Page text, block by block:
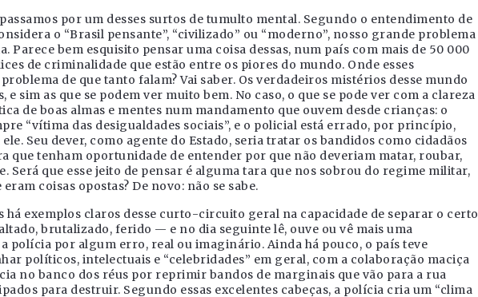
por um desses surtos de tumulto mental. Segundo o entendimento de
o “Brasil pensante”, “civilizado” ou “moderno”, nosso grande problema
Parece bem esquisito pensar uma coisa dessas, num país com mais de 50 000
de criminalidade que estão entre os piores do mundo. Onde esses
de que tanto falam? Vai saber. Os verdadeiros mistérios desse mundo
e sim as que se podem ver muito bem. No caso, o que se pode ver com a clareza
de boas almas e mentes num mandamento que ouvem desde crianças: o
“vítima das desigualdades sociais”, e o policial está errado, por princípio,
Seu dever, como agente do Estado, seria tratar os bandidos como cidadãos
que tenham oportunidade de entender por que não deveriam matar, roubar,
Será que esse jeito de pensar é alguma tara que nos sobrou do regime militar,
coisas opostas? De novo: não se sabe.
há exemplos claros desse curto-circuito geral na capacidade de separar o certo
brutalizado, ferido — e no dia seguinte lê, ouve ou vê mais uma
polícia por algum erro, real ou imaginário. Ainda há pouco, o país teve
políticos, intelectuais e “celebridades” em geral, com a colaboração maciça
no banco dos réus por reprimir bandos de marginais que vão para a rua
para destruir. Segundo essas excelentes cabeças, a polícia cria um “clima